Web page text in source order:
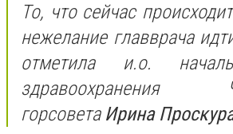
То, что сейчас
нежелание главврача
отметила и.о.
здравоохранения
горсовета Ирина